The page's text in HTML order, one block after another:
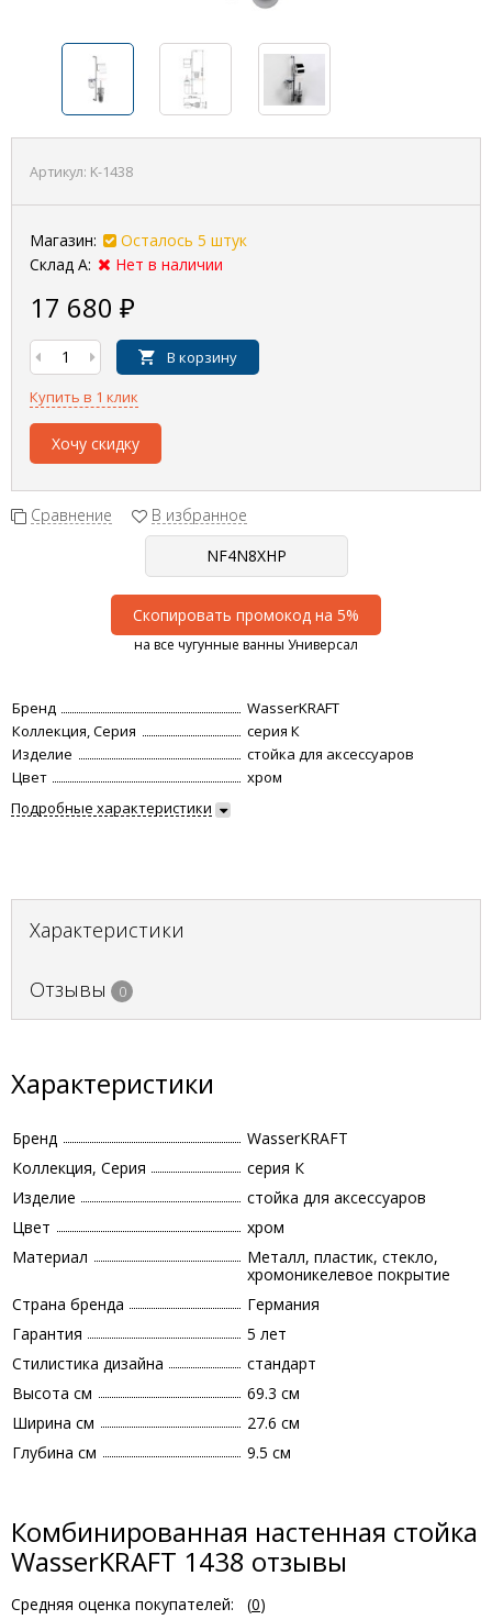
Артикул: K-1438
Магазин:
Осталось 5 штук
Склад А:
Нет в наличии
17 680 ₽
В корзину
Купить в 1 клик
Хочу скидку
Сравнение В избранное
Скопировать промокод на 5%
на все чугунные ванны Универсал
Бренд
WasserKRAFT
Коллекция, Серия
серия К
Изделие
стойка для аксессуаров
Цвет
хром
Подробные характеристики
Характеристики
Отзывы 0
Характеристики
Бренд
WasserKRAFT
Коллекция, Серия
серия К
Изделие
стойка для аксессуаров
Цвет
хром
Материал
Металл, пластик, стекло,
хромоникелевое покрытие
Страна бренда
Германия
Гарантия
5 лет
Стилистика дизайна
стандарт
Высота см
69.3 см
Ширина см
27.6 см
Глубина см
9.5 см
Комбинированная настенная стойка
WasserKRAFT 1438 отзывы
Средняя оценка покупателей: (0)